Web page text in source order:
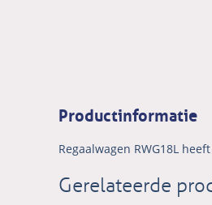
Productinformatie
Regaalwagen RWG18L
Gerelateerde